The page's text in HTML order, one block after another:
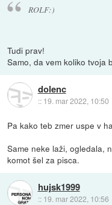
ROLF:)
Tudi prav!
Samo, da vem koliko tvoja
dolenc
:: 19. mar 2022, 10:50
Pa kako teb zmer uspe v
Same neke laži, ogledala,
komot šel za pisca.
hujsk1999
:: 19. mar 2022, 10:56